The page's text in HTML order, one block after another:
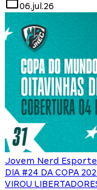
06.jul.26
Jovem Nerd
DIA #24 DA COPA
VIROU